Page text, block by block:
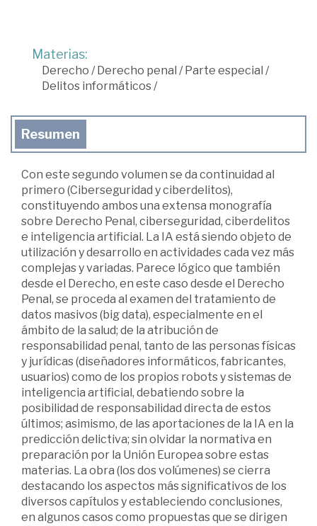
Materias:
Derecho /Derecho penal /Parte especial /
Delitos informáticos /
Resumen
Con este segundo volumen se da continuidad al
primero (Ciberseguridad y ciberdelitos),
constituyendo ambos una extensa monografía
sobre Derecho Penal, ciberseguridad, ciberdelitos
e inteligencia artificial. La IA está siendo objeto de
utilización y desarrollo en actividades cada vez más
complejas y variadas. Parece lógico que también
desde el Derecho, en este caso desde el Derecho
Penal, se proceda al examen del tratamiento de
datos masivos (big data), especialmente en el
ámbito de la salud; de la atribución de
responsabilidad penal, tanto de las personas físicas
y jurídicas (diseñadores informáticos, fabricantes,
usuarios) como de los propios robots y sistemas de
inteligencia artificial, debatiendo sobre la
posibilidad de responsabilidad directa de estos
últimos; asimismo, de las aportaciones de la IA en la
predicción delictiva; sin olvidar la normativa en
preparación por la Unión Europea sobre estas
materias. La obra (los dos volúmenes) se cierra
destacando los aspectos más significativos de los
diversos capítulos y estableciendo conclusiones,
en algunos casos como propuestas que se dirigen